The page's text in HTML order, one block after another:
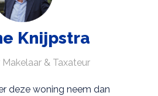
Knijpstra
Makelaar & Taxateur
deze woning neem dan